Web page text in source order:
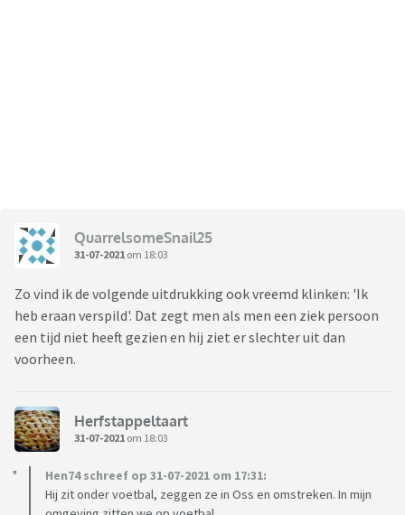
QuarrelsomeSnail25
31-07-2021 om 18:03
Zo vind ik de volgende uitdrukking ook vreemd klinken: 'Ik
heb eraan verspild'. Dat zegt men als men een ziek persoon
een tijd niet heeft gezien en hij ziet er slechter uit dan
voorheen.
Herfstappeltaart
31-07-2021 om 18:03
Hen74 schreef op 31-07-2021 om 17:31:
Hij zit onder voetbal, zeggen ze in Oss en omstreken. In mijn